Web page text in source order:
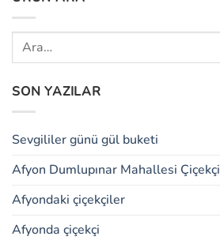
SON YAZILAR
Sevgililer günü gül buketi
Afyon Dumlupınar Mahallesi Çiçekçi
Afyondaki çiçekçiler
Afyonda çiçekçi